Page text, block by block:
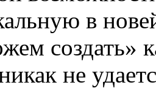
в
создать»
не